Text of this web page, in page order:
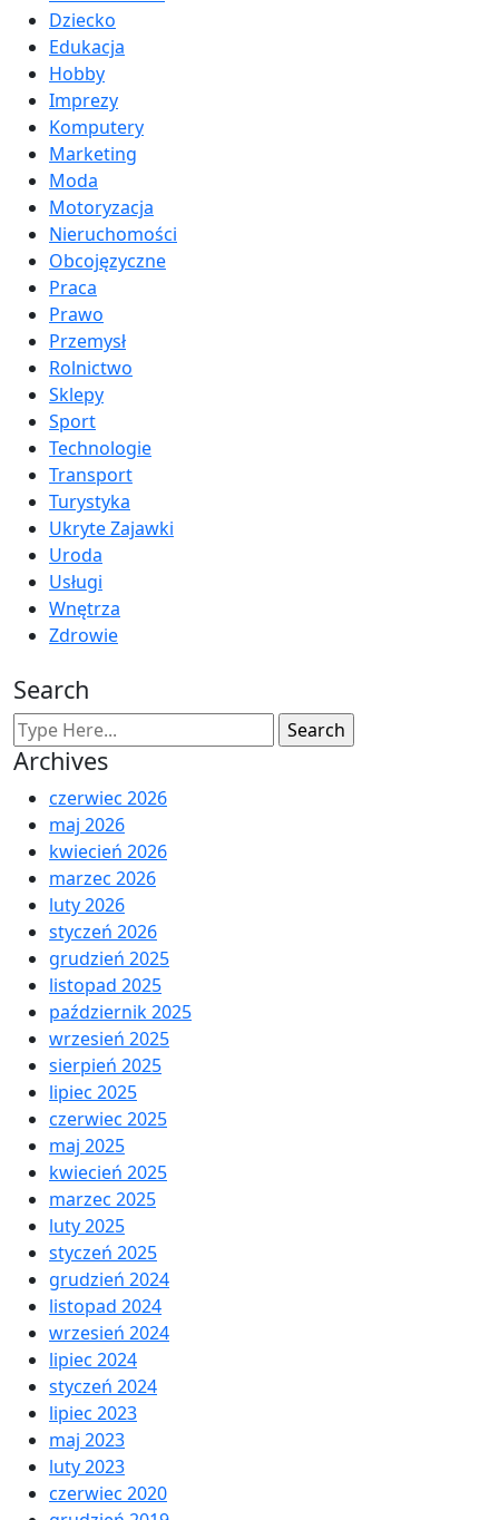
Dziecko
Edukacja
Hobby
Imprezy
Komputery
Marketing
Moda
Motoryzacja
Nieruchomości
Obcojęzyczne
Praca
Prawo
Przemysł
Rolnictwo
Sklepy
Sport
Technologie
Transport
Turystyka
Ukryte Zajawki
Uroda
Usługi
Wnętrza
Zdrowie
Search
Archives
czerwiec 2026
maj 2026
kwiecień 2026
marzec 2026
luty 2026
styczeń 2026
grudzień 2025
listopad 2025
październik 2025
wrzesień 2025
sierpień 2025
lipiec 2025
czerwiec 2025
maj 2025
kwiecień 2025
marzec 2025
luty 2025
styczeń 2025
grudzień 2024
listopad 2024
wrzesień 2024
lipiec 2024
styczeń 2024
lipiec 2023
maj 2023
luty 2023
czerwiec 2020